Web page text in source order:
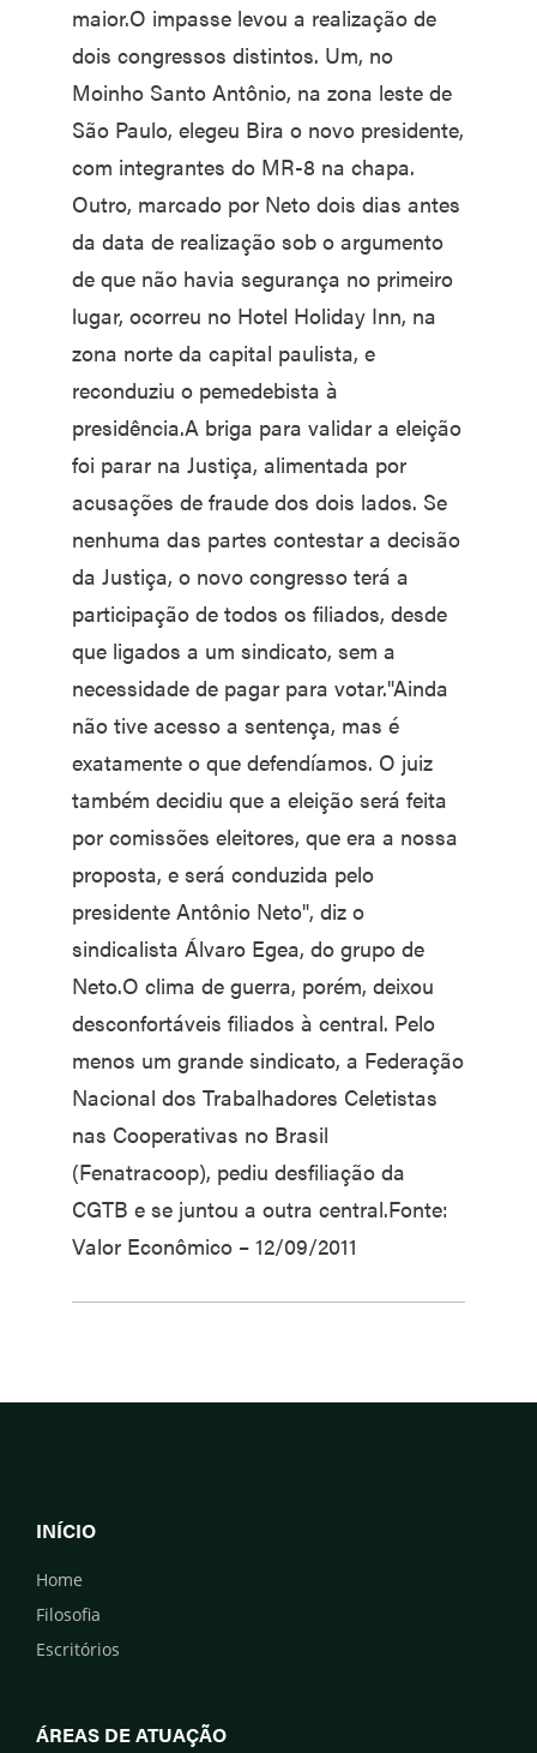
maior.O impasse levou a realização de
dois congressos distintos. Um, no
Moinho Santo Antônio, na zona leste de
São Paulo, elegeu Bira o novo presidente,
com integrantes do MR-8 na chapa.
Outro, marcado por Neto dois dias antes
da data de realização sob o argumento
de que não havia segurança no primeiro
lugar, ocorreu no Hotel Holiday Inn, na
zona norte da capital paulista, e
reconduziu o pemedebista à
presidência.A briga para validar a eleição
foi parar na Justiça, alimentada por
acusações de fraude dos dois lados. Se
nenhuma das partes contestar a decisão
da Justiça, o novo congresso terá a
participação de todos os filiados, desde
que ligados a um sindicato, sem a
necessidade de pagar para votar."Ainda
não tive acesso a sentença, mas é
exatamente o que defendíamos. O juiz
também decidiu que a eleição será feita
por comissões eleitores, que era a nossa
proposta, e será conduzida pelo
presidente Antônio Neto", diz o
sindicalista Álvaro Egea, do grupo de
Neto.O clima de guerra, porém, deixou
desconfortáveis filiados à central. Pelo
menos um grande sindicato, a Federação
Nacional dos Trabalhadores Celetistas
nas Cooperativas no Brasil
(Fenatracoop), pediu desfiliação da
CGTB e se juntou a outra central.Fonte:
Valor Econômico – 12/09/2011
INÍCIO
Home
Filosofia
Escritórios
ÁREAS DE ATUAÇÃO